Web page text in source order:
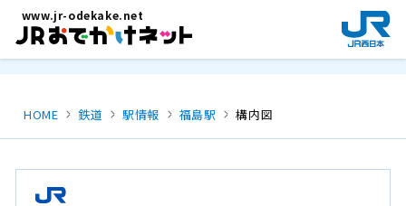
メインコンテンツにスキップ
www.jr-odekake.net
新
規
ウ
で
HOME 鉄道 駅情報 福島駅 構内図